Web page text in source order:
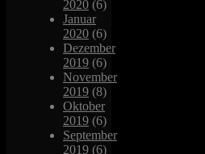
2020 (6)
Januar
2020 (6)
Dezember
2019 (6)
November
2019 (8)
Oktober
2019 (6)
September
2019 (6)